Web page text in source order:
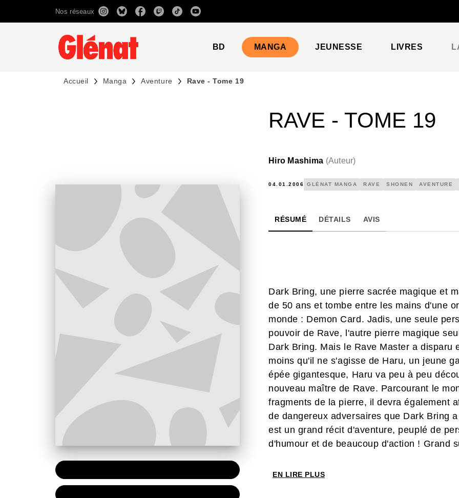
RECHERCHE CONTENU
Nos réseaux
BD MANGA JEUNESSE LIVRES
Accueil Manga Aventure Rave - Tome 19
RAVE - TOME 19
Hiro Mashima (Auteur)
04.01.2006 GLÉNAT MANGA RAVE SHONEN AVENTURE
RÉSUMÉ DÉTAILS AVIS
Dark Bring, une pierre sacrée magique et
de 50 ans et tombe entre les mains d'une
monde : Demon Card. Jadis, une seule
pouvoir de Rave, l'autre pierre magique
Dark Bring. Mais le Rave Master a disparu
moins qu'il ne s'agisse de Haru, un jeune
épée gigantesque, Haru va peu à peu
nouveau maître de Rave. Parcourant le
fragments de la pierre, il devra également
de dangereux adversaires que Dark Bring
est un grand récit d'aventure, peuplé de
d'humour et de beaucoup d'action ! Grand
EN LIRE PLUS